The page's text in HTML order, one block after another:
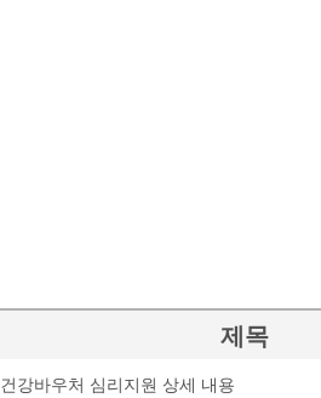
제목
강바우처 심리지원 상세 내용